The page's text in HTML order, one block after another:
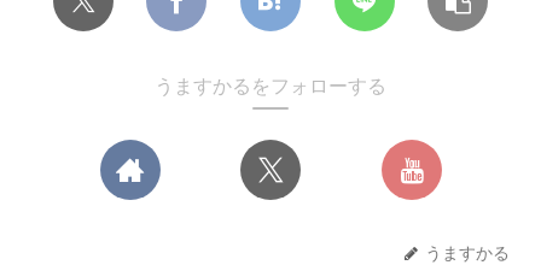
うますかるをフォローする
うますかる